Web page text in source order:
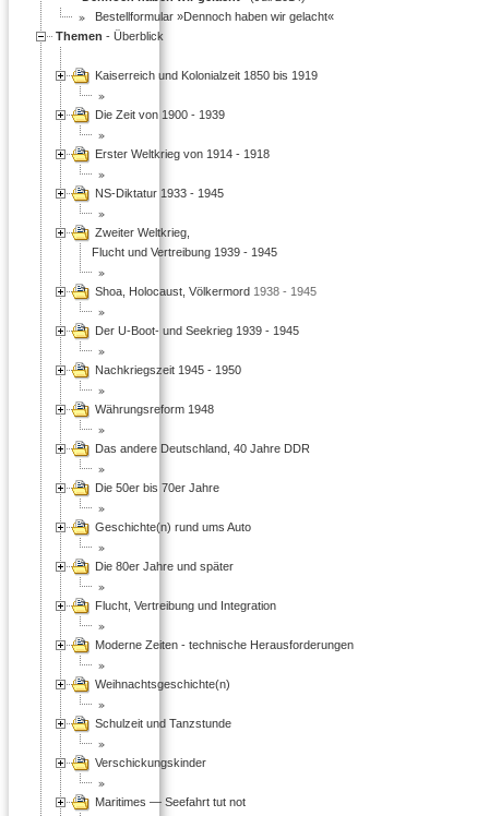
Bestellformular »Dennoch haben wir gelacht«
Themen - Überblick
Kaiserreich und Kolonialzeit 1850 bis 1919
Die Zeit von 1900 - 1939
Erster Weltkrieg von 1914 - 1918
NS-Diktatur 1933 - 1945
Zweiter Weltkrieg,
Flucht und Vertreibung 1939 - 1945
Shoa, Holocaust, Völkermord 1938 - 1945
Der U-Boot- und Seekrieg 1939 - 1945
Nachkriegszeit 1945 - 1950
Währungsreform 1948
Das andere Deutschland, 40 Jahre DDR
Die 50er bis 70er Jahre
Geschichte(n) rund ums Auto
Die 80er Jahre und später
Flucht, Vertreibung und Integration
Moderne Zeiten - technische Herausforderungen
Weihnachtsgeschichte(n)
Schulzeit und Tanzstunde
Verschickungskinder
Maritimes — Seefahrt tut not